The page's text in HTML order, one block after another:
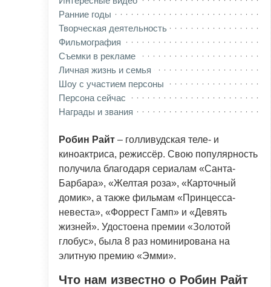
Ранние годы
Творческая деятельность
Фильмография
Съемки в рекламе
Личная жизнь и семья
Шоу с участием персоны
Персона сейчас
Награды и звания
Робин Райт – голливудская теле- и
киноактриса, режиссёр. Свою популярность
получила благодаря сериалам «Санта-
Барбара», «Желтая роза», «Карточный
домик», а также фильмам «Принцесса-
невеста», «Форрест Гамп» и «Девять
жизней». Удостоена премии «Золотой
глобус», была 8 раз номинирована на
элитную премию «Эмми».
Что нам известно о Робин Райт